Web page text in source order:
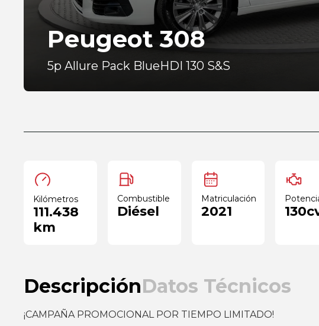
Peugeot 308
5p Allure Pack BlueHDI 130 S&S
Kilómetros
111.438
km
Combustible
Diésel
Matriculación
2021
DescripciónDatos Técnicos
¡CAMPAÑA PROMOCIONAL POR TIEMPO LIMITADO!